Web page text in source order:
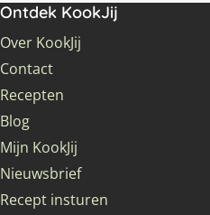
Ontdek KookJij
Over KookJij
Contact
Recepten
Blog
Mijn KookJij
Nieuwsbrief
Recept insturen